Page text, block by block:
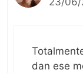
dan ese